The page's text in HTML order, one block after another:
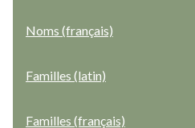
Noms (français)
Familles (latin)
Familles (français)